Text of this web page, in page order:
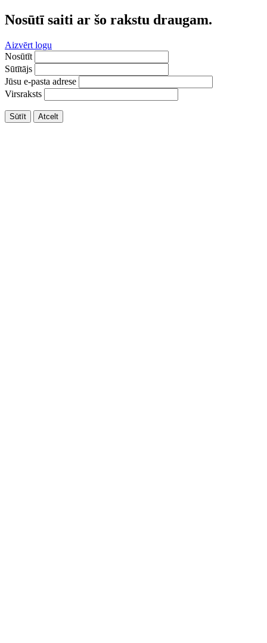
Nosūtī saiti ar šo rakstu draugam.
Aizvērt logu
Nosūtīt
Sūtītājs
Jūsu e-pasta adrese
Virsraksts
Sūtīt Atcelt